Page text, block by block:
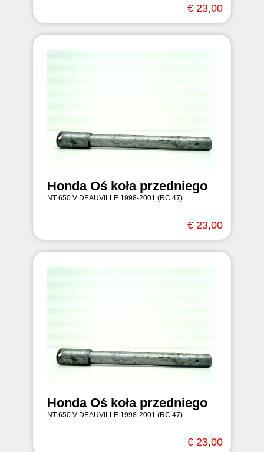
€ 23,00
Honda Oś koła przedniego
NT 650 V DEAUVILLE 1998-2001 (RC 47)
€ 23,00
Honda Oś koła przedniego
NT 650 V DEAUVILLE 1998-2001 (RC 47)
€ 23,00